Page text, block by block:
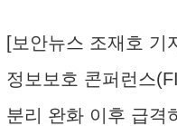
[보안뉴스 조재호 기
정보보호 콘퍼런스
분리 완화 이후 급격